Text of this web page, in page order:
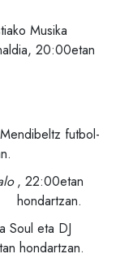
Musika
20:00etan
futbol-
, 22:00etan
hondartzan.
Soul eta DJ
hondartzan.